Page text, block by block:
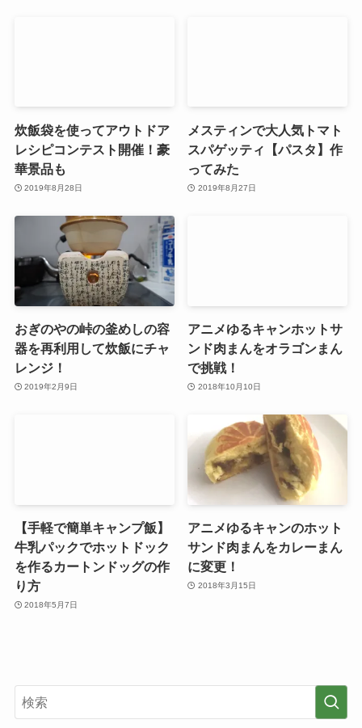
炊飯袋を使ってアウトドア
レシピコンテスト開催！豪
華景品も
2019年8月28日
メスティンで大人気トマト
スパゲッティ【パスタ】作
ってみた
2019年8月27日
おぎのやの峠の釜めしの容
器を再利用して炊飯にチャ
レンジ！
2019年2月9日
アニメゆるキャンホットサ
ンド肉まんをオラゴンまん
で挑戦！
2018年10月10日
【手軽で簡単キャンプ飯】
牛乳パックでホットドック
を作るカートンドッグの作
り方
2018年5月7日
アニメゆるキャンのホット
サンド肉まんをカレーまん
に変更！
2018年3月15日